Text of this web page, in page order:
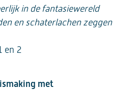
in de fantasiewereld
en schaterlachen zeggen
en 2
met